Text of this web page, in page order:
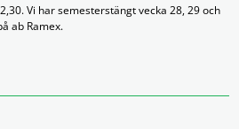
Vi har semesterstängt vecka 28, 29 och
ab Ramex.